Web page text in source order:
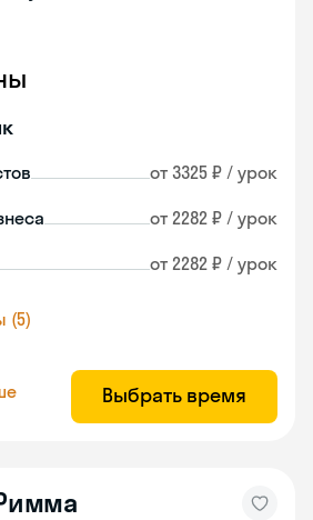
от 3325 ₽ / урок
от 2282 ₽ / урок
от 2282 ₽ / урок
(5)
Выбрать время